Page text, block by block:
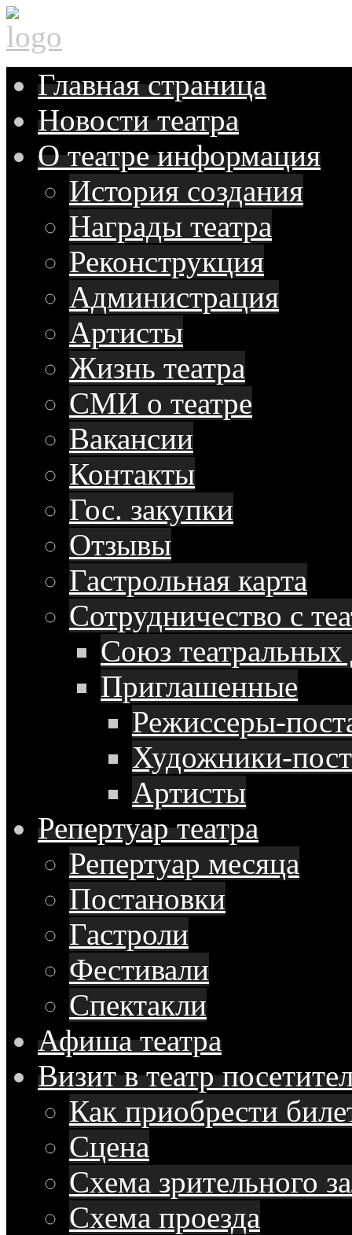
Главнаястраница
Новоститеатра
О театреинформация
История создания
Награды театра
Реконструкция
Администрация
Артисты
Жизнь театра
СМИ о театре
Вакансии
Контакты
Гос. закупки
Отзывы
Гастрольная карта
Сотрудничество с
Союз театральных
Приглашенные
Режиссеры-
Художники-
Артисты
Репертуартеатра
Репертуар месяца
Постановки
Гастроли
Фестивали
Спектакли
Афишатеатра
Визит в театр
Как приобрести
Сцена
Схема зрительного
Схема проезда